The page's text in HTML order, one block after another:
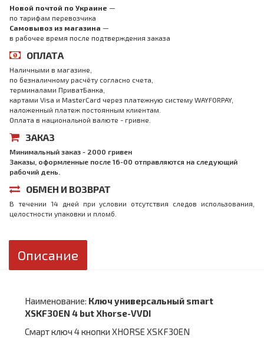
Новой почтой по Украине —
по тарифам перевозчика
Самовывоз из магазина —
в рабочее время после подтверждения заказа
ОПЛАТА
Наличными в магазине,
по безналичному расчёту согласно счета,
терминалами ПриватБанка,
картами Visa и MasterCard через платежную систему WAYFORPAY,
наложенный платеж постоянным клиентам.
Оплата в национальной валюте - гривне.
ЗАКАЗ
Минимальный заказ - 2000 гривен
Заказы, оформленные после 16-00 отправляются на следующий
рабочий день.
ОБМЕН И ВОЗВРАТ
В течении 14 дней при условии отсутствия следов использования,
целостности упаковки и пломб.
Описание
Наименование: Ключ универсальный smart
XSKF30EN 4 but Xhorse-VVDI
Смарт ключ 4 кнопки XHORSE XSKF30EN